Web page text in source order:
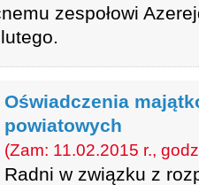
zespołowi
Oświadczenia
powiatowych
(Zam: 11.02.2015 r.,
Radni w związku z